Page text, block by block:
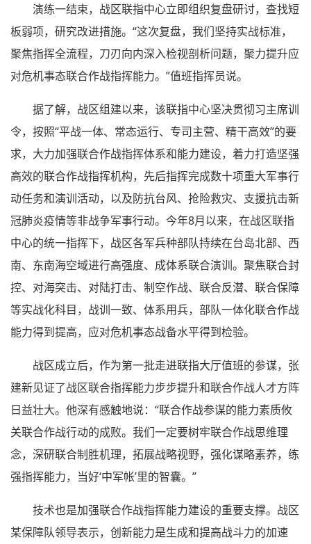
演练一结束，战区联指中心立即组织复盘研讨，查找短
板弱项，研究改进措施。“这次复盘，我们坚持实战标准，
聚焦指挥全流程，刀刃向内深入检视剖析问题，聚力提升应
对危机事态联合作战指挥能力。”值班指挥员说。
据了解，战区组建以来，该联指中心坚决贯彻习主席训
令，按照“平战一体、常态运行、专司主营、精干高效”的要
求，大力加强联合作战指挥体系和能力建设，着力打造坚强
高效的联合作战指挥机构，先后指挥完成数十项重大军事行
动任务和演训活动，以及防抗台风、抢险救灾、支援抗击新
冠肺炎疫情等非战争军事行动。今年8月以来，在战区联指
中心的统一指挥下，战区各军兵种部队持续在台岛北部、西
南、东南海空域进行高强度、成体系联合演训。聚焦联合封
控、对海突击、对陆打击、制空作战、联合反潜、联合保障
等实战化科目，战训一致、体系用兵，部队一体化联合作战
能力得到提高，应对危机事态战备水平得到检验。
战区成立后，作为第一批走进联指大厅值班的参谋，张
建新见证了战区联合指挥能力步步提升和联合作战人才方阵
日益壮大。他深有感触地说：“联合作战参谋的能力素质攸
关联合作战行动的成败。我们一定要树牢联合作战思维理
念，深研联合制胜机理，拓展战略视野，强化谋略素养，练
强指挥能力，当好‘中军帐’里的智囊。”
技术也是加强联合作战指挥能力建设的重要支撑。战区
某保障队领导表示，创新能力是生成和提高战斗力的加速